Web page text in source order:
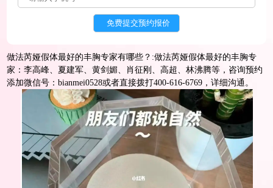
做法芮娅假体最好的丰胸专家有哪些？:做法芮娅假体最好的丰胸专
家：李高峰、夏建军、黄剑媚、肖征刚、高超、林沸腾等，咨询预约
添加微信号：bianmei0528或者直接拨打400-616-6769，详细沟通。